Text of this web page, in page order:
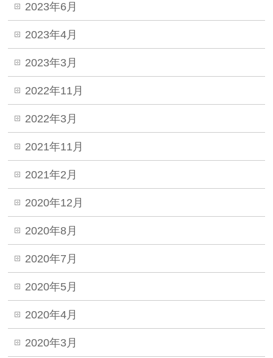
2023年6月
2023年4月
2023年3月
2022年11月
2022年3月
2021年11月
2021年2月
2020年12月
2020年8月
2020年7月
2020年5月
2020年4月
2020年3月